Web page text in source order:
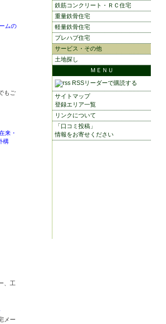
もご
、工
メー
鉄筋コンクリート・ＲＣ住宅
重量鉄骨住宅
軽量鉄骨住宅
プレハブ住宅
サービス・その他
土地探し
ＭＥＮＵ
RSSリーダーで購読する
サイトマップ
登録エリア一覧
リンクについて
「口コミ投稿」
情報をお寄せください